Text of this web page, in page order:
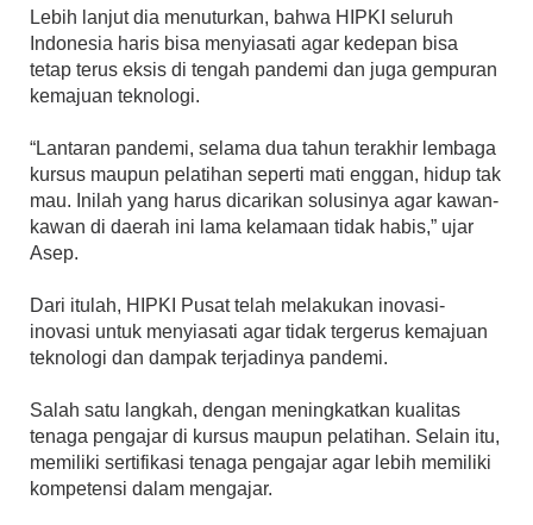
Lebih lanjut dia menuturkan, bahwa HIPKI seluruh
Indonesia haris bisa menyiasati agar kedepan bisa
tetap terus eksis di tengah pandemi dan juga gempuran
kemajuan teknologi.
“Lantaran pandemi, selama dua tahun terakhir lembaga
kursus maupun pelatihan seperti mati enggan, hidup tak
mau. Inilah yang harus dicarikan solusinya agar kawan-
kawan di daerah ini lama kelamaan tidak habis,” ujar
Asep.
Dari itulah, HIPKI Pusat telah melakukan inovasi-
inovasi untuk menyiasati agar tidak tergerus kemajuan
teknologi dan dampak terjadinya pandemi.
Salah satu langkah, dengan meningkatkan kualitas
tenaga pengajar di kursus maupun pelatihan. Selain itu,
memiliki sertifikasi tenaga pengajar agar lebih memiliki
kompetensi dalam mengajar.